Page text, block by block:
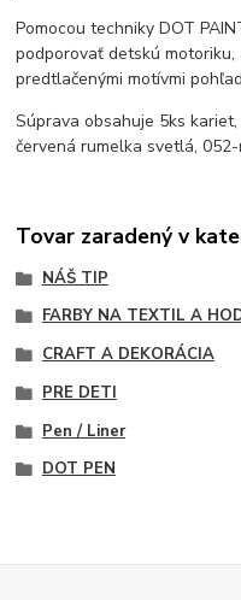
Pomocou techniky DOT
podporovať detskú
predtlačenými motívmi
Súprava obsahuje 5ks
červená rumelka svetlá,
Tovar zaradený v
NÁŠ TIP
FARBY NA TEXTIL A
CRAFT A DEKORÁCIA
PRE DETI
Pen / Liner
DOT PEN